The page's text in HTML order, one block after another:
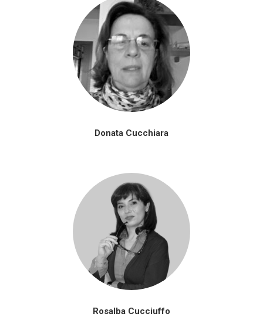
Donata Cucchiara
Rosalba Cucciuffo